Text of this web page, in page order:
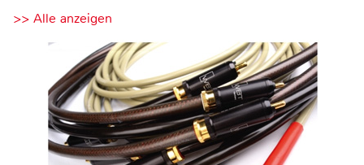
>> Alle anzeigen